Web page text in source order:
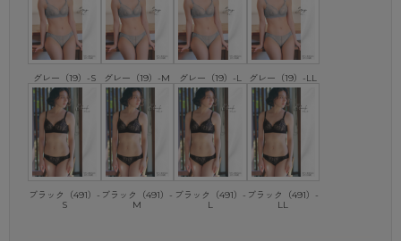
グレー（19）-S グレー（19）-M グレー（19）-L グレー（19）-LL
ブラック（491）-
S
ブラック（491）-
M
ブラック（491）-
L
ブラック（491）-
LL